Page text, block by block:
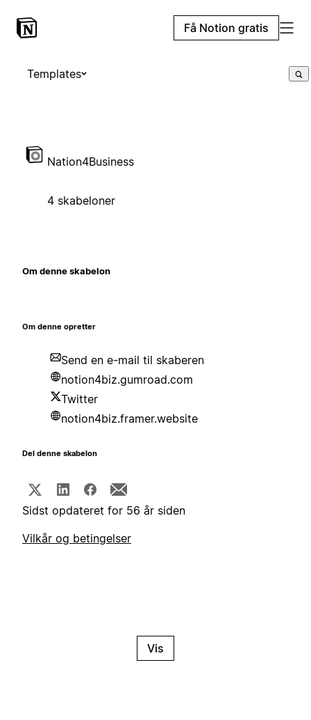
Få Notion gratis
Templates
Nation4Business
4 skabeloner
Om denne skabelon
Om denne opretter
Send en e-mail til skaberen
notion4biz.gumroad.com
Twitter
notion4biz.framer.website
Del denne skabelon
Sidst opdateret for 56 år siden
Vilkår og betingelser
Vis